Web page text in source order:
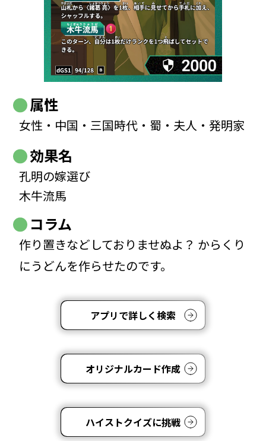
属性
女性・中国・三国時代・蜀・夫人・発明家
効果名
孔明の嫁選び
木牛流馬
コラム
作り置きなどしておりませぬよ？ からくり
にうどんを作らせたのです。
アプリで詳しく検索
オリジナルカード作成
ハイストクイズに挑戦